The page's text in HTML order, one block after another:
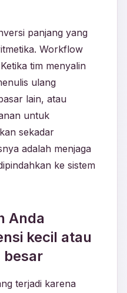
panjang yang
Workflow
tim menyalin
ulang
lain, atau
untuk
sekadar
adalah menjaga
ke sistem
Anda
kecil atau
besar
terjadi karena